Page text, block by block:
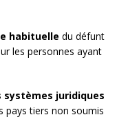
habituelle du défunt
les personnes ayant
juridiques
pays tiers non soumis